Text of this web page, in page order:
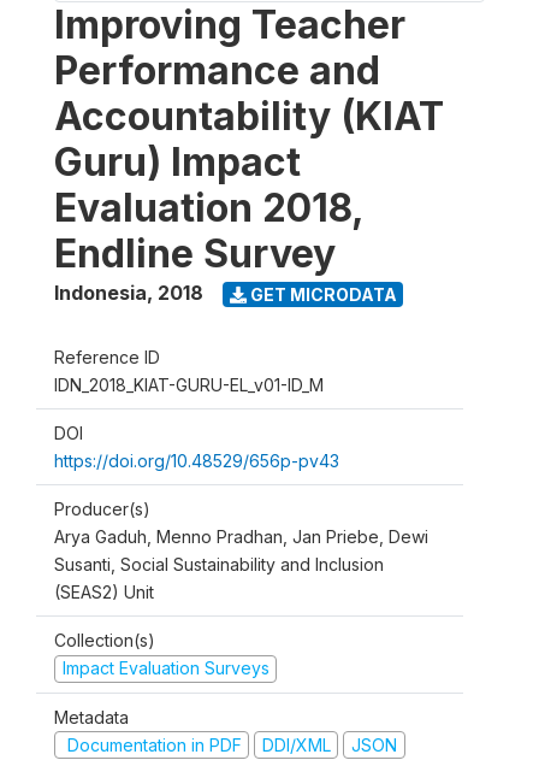
Improving Teacher
Performance and
Accountability (KIAT
Guru) Impact
Evaluation 2018,
Endline Survey
Indonesia, 2018 GET MICRODATA
Reference ID
IDN_2018_KIAT-GURU-EL_v01-ID_M
DOI
https://doi.org/10.48529/656p-pv43
Producer(s)
Arya Gaduh, Menno Pradhan, Jan Priebe, Dewi
Susanti, Social Sustainability and Inclusion
(SEAS2) Unit
Collection(s)
Impact Evaluation Surveys
Metadata
Documentation in PDF
DDI/XML JSON